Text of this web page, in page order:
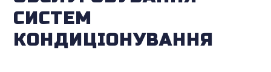
СИСТЕМ
КОНДИЦІОНУВАННЯ